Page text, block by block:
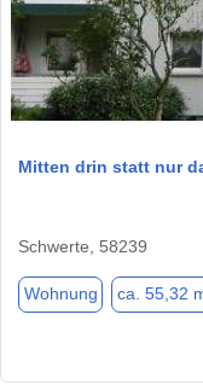
Mitten drin statt nur
Schwerte, 58239
Wohnung ca. 55,32